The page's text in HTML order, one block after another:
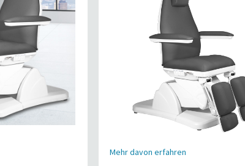
Mehr davon erfahren